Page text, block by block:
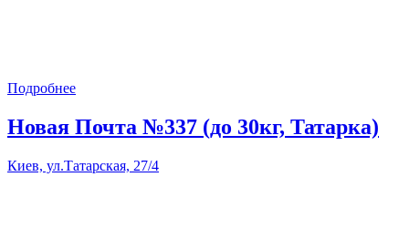
Подробнее
Новая Почта №337 (до 30кг, Татарка)
Киев, ул.Татарская, 27/4